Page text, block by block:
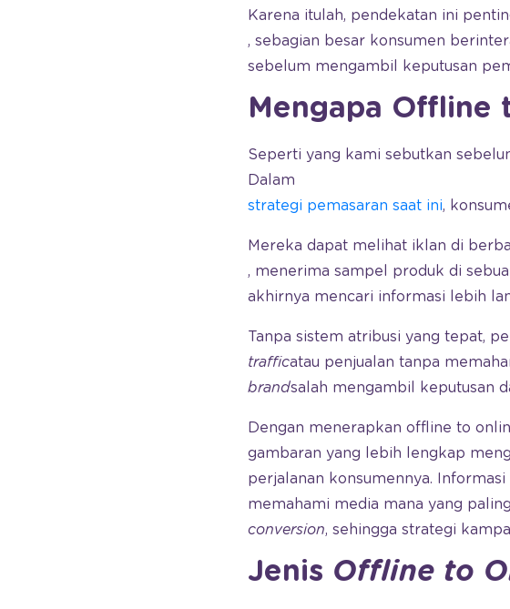
Karena itulah, pendekatan ini
, sebagian besar konsumen
sebelum mengambil keputusan
Mengapa Offline
Seperti yang kami sebutkan
Dalam
strategi pemasaran saat ini,
Mereka dapat melihat iklan di
, menerima sampel produk di
akhirnya mencari informasi lebih
Tanpa sistem atribusi yang tepat,
trafficatau penjualan tanpa
brandsalah mengambil keputusan
Dengan menerapkan offline to
gambaran yang lebih lengkap
perjalanan konsumennya.
memahami media mana yang
conversion, sehingga strategi
Jenis Offline to